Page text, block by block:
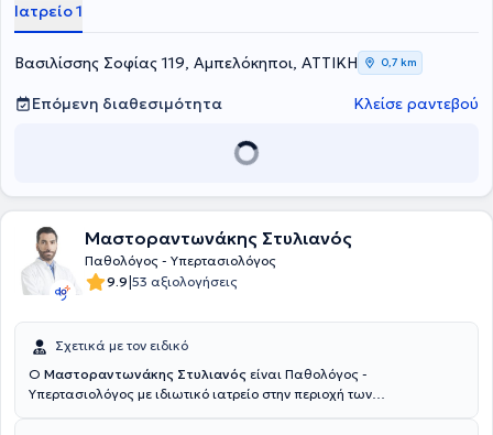
Σχολής του Εθνικού και Καποδιστριακού Πανεπιστημίου Αθηνών, με
τίτλο ιατρικής εξειδίκευσης στον Σακχαρώδη Διαβήτη.
Ολοκλήρωσε την ειδικότητά της στην Παθολογία στη Θεραπευτική
Κλινική του Πανεπιστημίου Αθηνών στο Γ.Ν.Α. «Αλεξάνδρα», ενώ
απέκτησε κλινική εκπαίδευση στον Σακχαρώδη Διαβήτη στο
Διαβητολογικό Ιατρείο της ίδιας Κλινικής. Σήμερα διατηρεί ιδιωτικό
Παθολόγος στη Ζ΄ Παθολογική Κλινική του Νοσοκομείου ΥΓΕΙΑ. Το
Διαβήτη και την Παχυσαρκία.
Ιατρείο 1
Βασιλίσσης Σοφίας 119, Αμπελόκηποι, ΑΤΤΙΚΗ 0,7 km
Επόμενη διαθεσιμότητα Κλείσε ραντεβού
Μαστοραντωνάκης Στυλιανός
Παθολόγος - Υπερτασιολόγος
9.9|53 αξιολογήσεις
Σχετικά με τον ειδικό
Ο Μαστοραντωνάκης Στυλιανός είναι Παθολόγος -
Υπερτασιολόγος με ιδιωτικό ιατρείο στην περιοχή των